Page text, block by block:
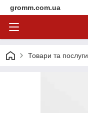
gromm.com.ua
Товари та послуги